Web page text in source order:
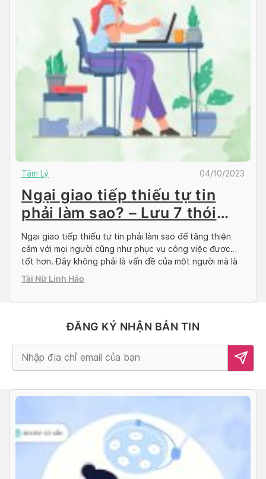
Tâm Lý 04/10/2023
Ngại giao tiếp thiếu tự tin
phải làm sao? – Lưu 7 thói
quen này
Ngại giao tiếp thiếu tự tin phải làm sao để tăng thiện
cảm với mọi người cũng như phục vụ công việc được
tốt hơn. Đây không phải là vấn đề của một người mà là
phần đông của đối tượng đang mất dần sự tự tin, nhất
Tài Nữ Linh Hảo
ĐĂNG KÝ NHẬN BẢN TIN